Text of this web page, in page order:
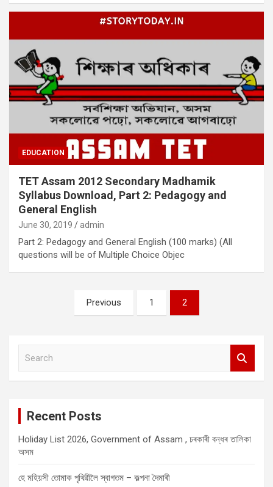
EDUCATION
TET Assam 2012 Secondary Madhamik
Syllabus Download, Part 2: Pedagogy and
General English
June 30, 2019 admin
Part 2: Pedagogy and General English (100 marks) (All
questions will be of Multiple Choice Objec
pagination
Previous 1 2
Recent Posts
Holiday List 2026, Government of Assam , চৰকাৰী বন্ধৰ তালিকা
অসম
হে মহিয়সী তোমাক পৃথিৱীলৈ স্বাগতম – কল্পনা দৈমাৰী